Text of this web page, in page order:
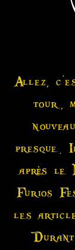
Allez,
tour,
presque.
après le
Furios
les